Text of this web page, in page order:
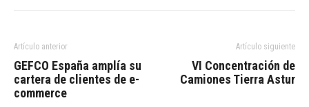
Artículo anterior
GEFCO España amplía su
cartera de clientes de e-
commerce
Artículo siguiente
VI Concentración de
Camiones Tierra Astur